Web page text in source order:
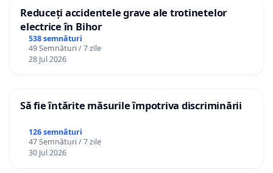
Reduceți accidentele grave ale trotinetelor
electrice în Bihor
538 semnături
49 Semnături / 7 zile
28 Jul 2026
Să fie întărite măsurile împotriva discriminării
126 semnături
47 Semnături / 7 zile
30 Jul 2026